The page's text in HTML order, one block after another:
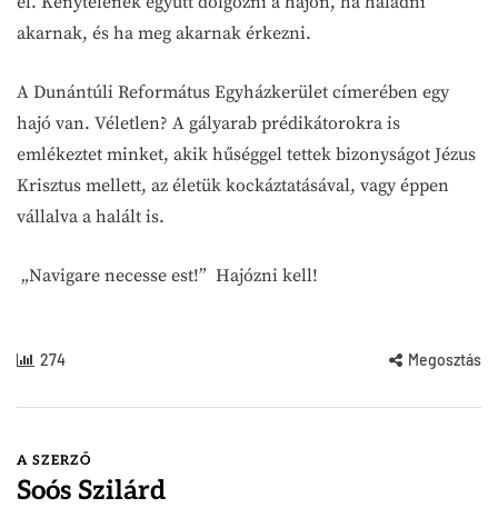
akarnak, és ha meg akarnak érkezni.
A Dunántúli Református Egyházkerület címerében egy
hajó van. Véletlen? A gályarab prédikátorokra is
emlékeztet minket, akik hűséggel tettek bizonyságot Jézus
Krisztus mellett, az életük kockáztatásával, vagy éppen
vállalva a halált is.
„Navigare necesse est!” Hajózni kell!
274 Megosztás
A SZERZŐ
Soós Szilárd